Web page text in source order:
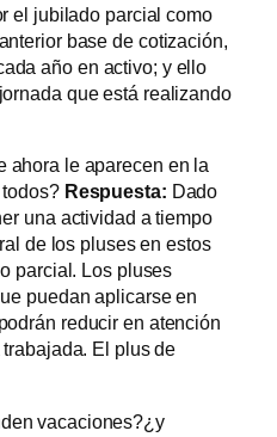
el jubilado parcial como
base de cotización,
año en activo; y ello
que está realizando
ahora le aparecen en la
Respuesta: Dado
una actividad a tiempo
de los pluses en estos
parcial. Los pluses
puedan aplicarse en
reducir en atención
El plus de
vacaciones?¿y